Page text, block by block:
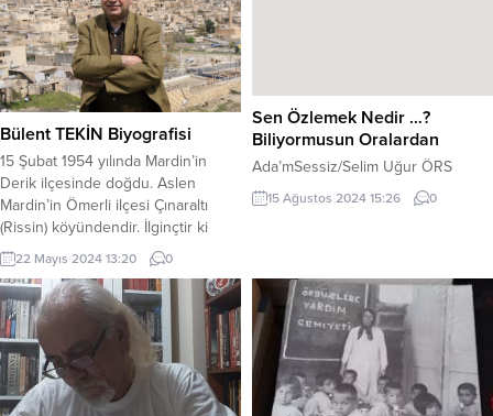
gerçekleştirilecektir. Etkinlik,
2.Bahar Londra Toplum Kuruluşu
yöneticileri tarafından organize
edilmiştir. ilgilenenlere, önemle...
Bülent TEKİN Biyografisi
15 Şubat 1954 yılında Mardin’in
Derik ilçesinde doğdu. Aslen
Mardin’in Ömerli ilçesi Çınaraltı
(Rissin) köyündendir. İlginçtir ki
çocukluk yıllarında babası Murathan
Mungan’ın babasıyla arkadaştır. Bu
nedenden dolayı ailelerin birbirini
ziyaretinde iki çocuk birlikte
oynama olanağı bulur. İlkokula
Mardin’in Derik ilçesinde
başlamasına karşın daha iyi bir
eğitim alması için ailesi onu...
22 Mayıs 2024 13:20 0
Sen Özlemek Nedir …?
Biliyormusun Oralardan
Ada’mSessiz/Selim Uğur ÖRS
15 Ağustos 2024 15:26 0